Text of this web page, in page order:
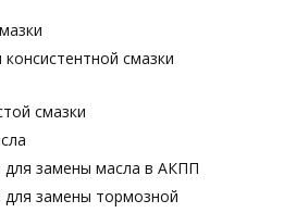
консистентной смазки
смазки
замены масла в АКПП
замены тормозной